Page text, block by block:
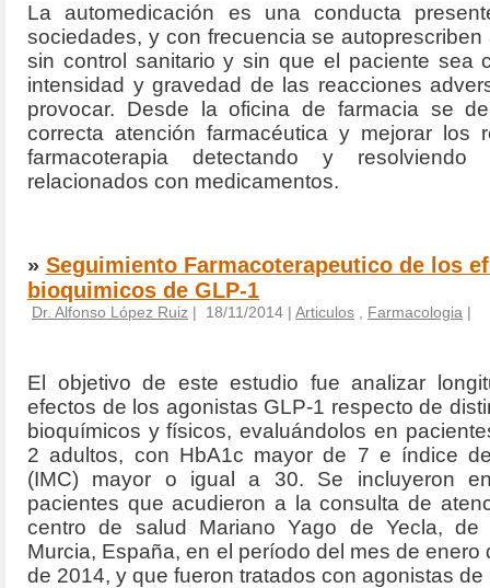
La automedicación es una conducta
sociedades, y con frecuencia se autoprescriben
sin control sanitario y sin que el paciente sea
intensidad y gravedad de las reacciones
provocar. Desde la oficina de farmacia se
correcta atención farmacéutica y mejorar los
farmacoterapia detectando y resolviendo
relacionados con medicamentos.
» Seguimiento Farmacoterapeutico de los
bioquimicos de GLP-1
Dr. Alfonso López Ruiz | 18/11/2014 | Articulos Farmacologia |
El objetivo de este estudio fue analizar
efectos de los agonistas GLP-1 respecto de
bioquímicos y físicos, evaluándolos en
2 adultos, con HbA1c mayor de 7 e índice
(IMC) mayor o igual a 30. Se incluyeron
pacientes que acudieron a la consulta de
centro de salud Mariano Yago de Yecla, de
Murcia, España, en el período del mes de enero
de 2014, y que fueron tratados con agonistas de